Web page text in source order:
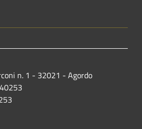
n. 1 - 32021 - Agordo